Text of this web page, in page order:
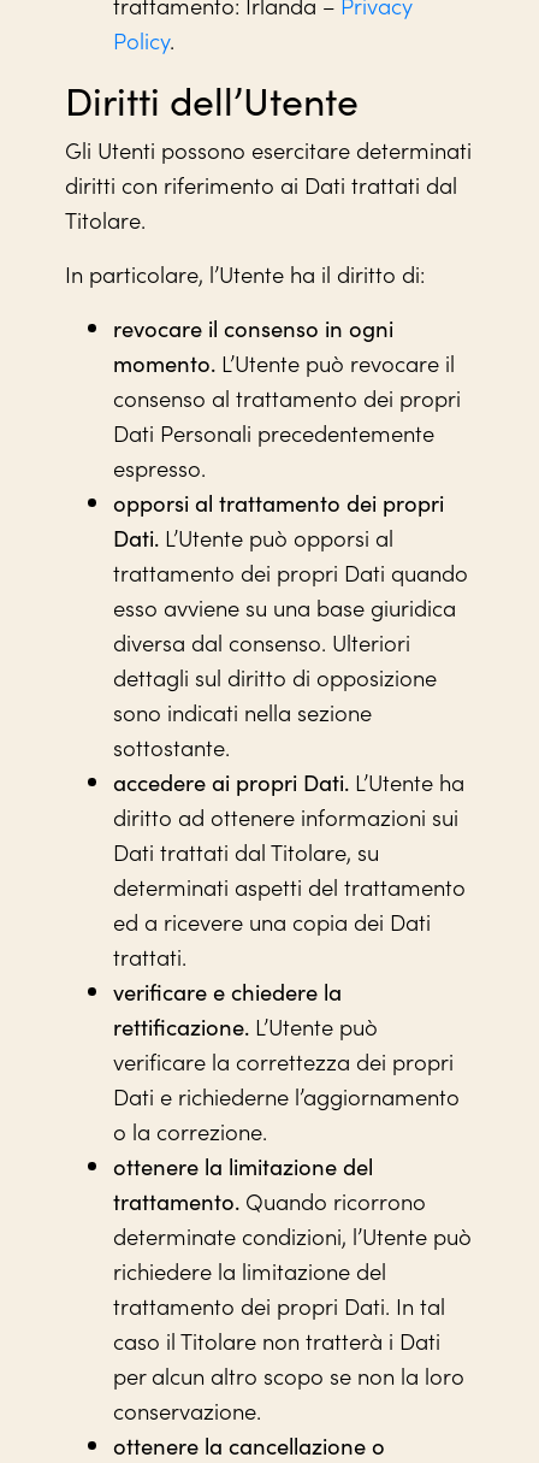
Policy.
Diritti dell’Utente
Gli Utenti possono esercitare determinati
diritti con riferimento ai Dati trattati dal
Titolare.
In particolare, l’Utente ha il diritto di:
revocare il consenso in ogni
momento.L’Utente può revocare il
consenso al trattamento dei propri
Dati Personali precedentemente
espresso.
opporsi al trattamento dei propri
Dati.L’Utente può opporsi al
trattamento dei propri Dati quando
esso avviene su una base giuridica
diversa dal consenso. Ulteriori
dettagli sul diritto di opposizione
sono indicati nella sezione
sottostante.
accedere ai propri Dati.L’Utente ha
diritto ad ottenere informazioni sui
Dati trattati dal Titolare, su
determinati aspetti del trattamento
ed a ricevere una copia dei Dati
trattati.
verificare e chiedere la
rettificazione.L’Utente può
verificare la correttezza dei propri
Dati e richiederne l’aggiornamento
o la correzione.
ottenere la limitazione del
trattamento.Quando ricorrono
determinate condizioni, l’Utente può
richiedere la limitazione del
trattamento dei propri Dati. In tal
caso il Titolare non tratterà i Dati
per alcun altro scopo se non la loro
conservazione.
ottenere la cancellazione o